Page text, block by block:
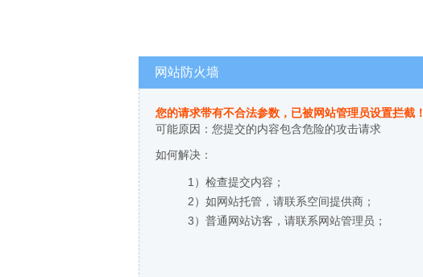
网站防火墙
您的请求带有不合法参数，已被网站管理员设置拦截！
可能原因：您提交的内容包含危险的攻击请求
如何解决：
1）检查提交内容；
2）如网站托管，请联系空间提供商；
3）普通网站访客，请联系网站管理员；